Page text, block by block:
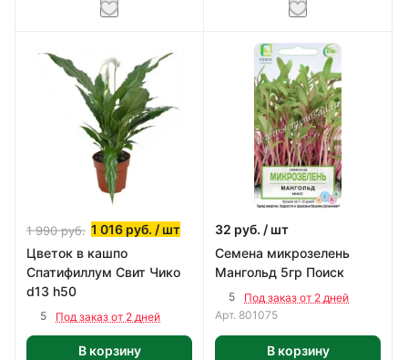
1 990руб. 1 016 руб. / шт
Цветок в кашпо
Спатифиллум Свит Чико
d13 h50
5 Под заказ от 2 дней
В корзину
32 руб. / шт
Семена микрозелень
Мангольд 5гр Поиск
5
Под заказ от 2 дней
Арт. 801075
В корзину